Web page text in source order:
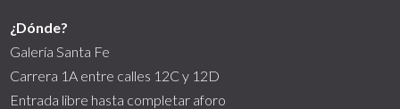
¿Dónde?
Galería Santa Fe
Carrera 1A entre calles 12C y 12D
Entrada libre hasta completar aforo